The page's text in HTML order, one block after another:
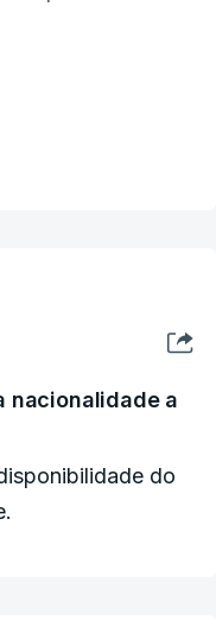
Unidos e
em Madrid,
nacionalidade a
do